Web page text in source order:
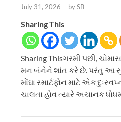
July 31, 2026 - bySB
Sharing This
Sharing Thisગરમી પછી,
મન બંનેને શાંત કરે છે. પરંતુ આ
મોંઘા સ્માર્ટફોન માટે એક
ચાલતા હોવ ત્યારે અચાનક